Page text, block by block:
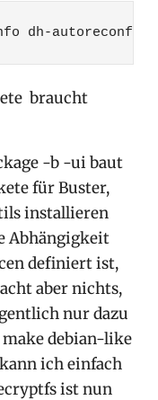
autoreconf
braucht
-b -ui baut
für Buster,
installieren
Abhängigkeit
definiert ist,
aber nichts,
nur dazu
make debian-like
ich einfach
ist nun